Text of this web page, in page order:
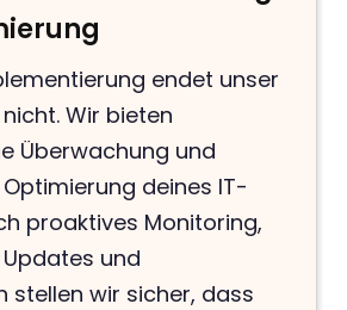
endet unser
Wir bieten
Überwachung und
deines IT-
proaktives Monitoring,
und
stellen wir sicher, dass